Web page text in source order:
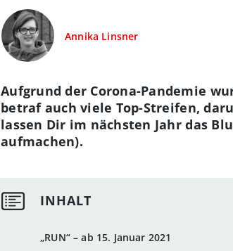
Annika Linsner
„RUN“ – ab 15. Januar 2021
Aufgrund der Corona-Pandemie
betraf auch viele Top-Streifen,
lassen Dir im nächsten Jahr das
aufmachen).